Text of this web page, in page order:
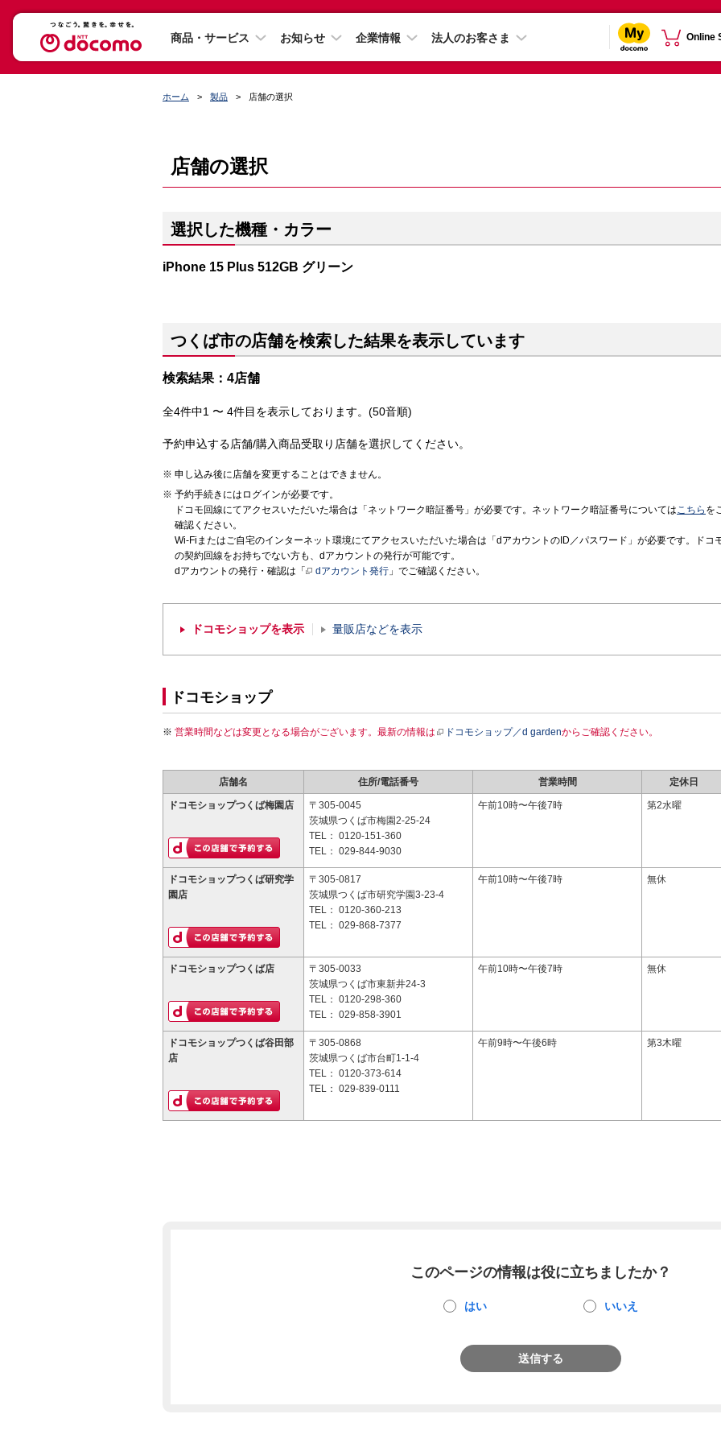
商品・サービス お知らせ 企業情報 法人のお客さま Online
ホーム 製品 店舗の選択
店舗の選択
選択した機種・カラー
iPhone 15 Plus 512GB グリーン
つくば市の店舗を検索した結果を表示しています
検索結果：4店舗
全4件中1 〜 4件目を表示しております。(50音順)
予約申込する店舗/購入商品受取り店舗を選択してください。
申し込み後に店舗を変更することはできません。
予約手続きにはログインが必要です。
ドコモ回線にてアクセスいただいた場合は「ネットワーク暗証番号」が必要です。ネットワーク暗証番号についてはこちら を
確認ください。
Wi-Fiまたはご自宅のインターネット環境にてアクセスいただいた場合は「dアカウントのID／パスワード」が必要です。ドコ
の契約回線をお持ちでない方も、dアカウントの発行が可能です。
dアカウントの発行・確認は「
dアカウント発行 」でご確認ください。
ドコモショップを表示 量販店などを表示
ドコモショップ
営業時間などは変更となる場合がございます。最新の情報は ドコモショップ／d gardenからご確認ください。
店舗名 住所/電話番号 営業時間 定休日
ドコモショップつくば梅園店
〒305-0045
茨城県つくば市梅園2-25-24
TEL： 0120-151-360
TEL： 029-844-9030
午前10時〜午後7時 第2水曜
ドコモショップつくば研究学
園店
〒305-0817
茨城県つくば市研究学園3-23-4
TEL： 0120-360-213
TEL： 029-868-7377
午前10時〜午後7時 無休
ドコモショップつくば店
〒305-0033
茨城県つくば市東新井24-3
TEL： 0120-298-360
TEL： 029-858-3901
午前10時〜午後7時 無休
ドコモショップつくば谷田部
店
〒305-0868
茨城県つくば市台町1-1-4
TEL： 0120-373-614
TEL： 029-839-0111
午前9時〜午後6時 第3木曜
このページの情報は役に立ちましたか？
はい いいえ
送信する